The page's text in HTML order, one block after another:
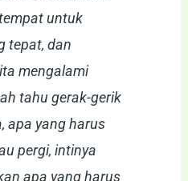
untuk
tepat, dan
mengalami
tahu gerak-gerik
apa yang harus
pergi, intinya
apa yang harus